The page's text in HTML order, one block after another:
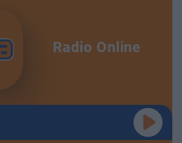
Radio Online